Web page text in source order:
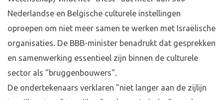
Nederlandse en Belgische culturele instellingen
oproepen om niet meer samen te werken met Israëlische
organisaties. De BBB-minister benadrukt dat gesprekken
en samenwerking essentieel zijn binnen de culturele
sector als "bruggenbouwers".
De ondertekenaars verklaren "niet langer aan de zijlijn